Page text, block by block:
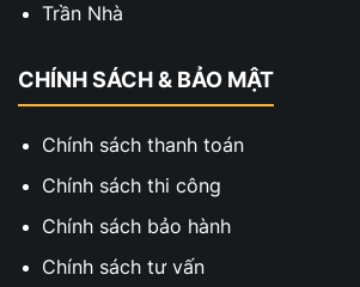
Trần Nhà
CHÍNH SÁCH & BẢO MẬT
Chính sách thanh toán
Chính sách thi công
Chính sách bảo hành
Chính sách tư vấn